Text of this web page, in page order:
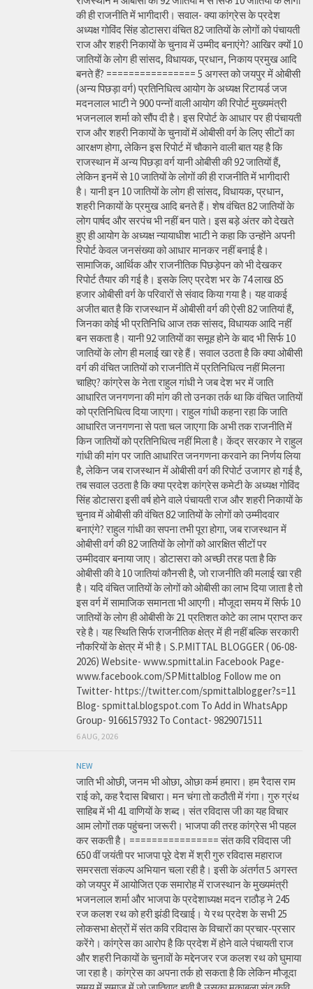
की ही राजनीति में भागीदारी। सवाल- क्या कांग्रेस के प्रदेश
अध्यक्ष गोविंद सिंह डोटासरा वंचित 82 जातियों के लोगों को पंचायती
राज और शहरी निकायों के चुनाव में उम्मीद बनाएंगे? आखिर क्यों 10
जातियों के लोग ही सांसद, विधायक, प्रधान, निकाय प्रमुख आदि
बनते हैं? ================ 5 अगस्त को जयपुर में ओबीसी
(अन्य पिछड़ा वर्ग) प्रतिनिधित्व आयोग के अध्यक्ष रिटायर्ड जज
मदनलाल भाटी ने 900 पन्नों वाली आयोग की रिपोर्ट मुख्यमंत्री
भजनलाल शर्मा को सौंप दी है। इस रिपोर्ट के आधार पर ही पंचायती
राज और शहरी निकायों के चुनावों में ओबीसी वर्ग के लिए सीटों का
आरक्षण होगा, लेकिन इस रिपोर्ट में चौकाने वाली बात यह है कि
राजस्थान में अन्य पिछड़ा वर्ग यानी ओबीसी की 92 जातियों हैं,
लेकिन इनमें से 10 जातियों के लोगों की ही राजनीति में भागीदारी
है। यानी इन 10 जातियों के लोग ही सांसद, विधायक, प्रधान,
शहरी निकायों के प्रमुख आदि बनते हैं। शेष वंचित 82 जातियों के
लोग पार्षद और सरपंच भी नहीं बन पाते। इस बड़े अंतर को देखते
हुए ही आयोग के अध्यक्ष न्यायाधीश भाटी ने कहा कि उन्होंने अपनी
रिपोर्ट केवल जनसंख्या को आधार मानकर नहीं बनाई है।
सामाजिक, आर्थिक और राजनीतिक पिछड़ेपन को भी देखकर
रिपोर्ट तैयार की गई है। इसके लिए प्रदेश भर के 74 लाख 85
हजार ओबीसी वर्ग के परिवारों से संवाद किया गया है। यह वाकई
अजीत बात है कि राजस्थान में ओबीसी वर्ग की ऐसी 82 जातियां हैं,
जिनका कोई भी प्रतिनिधि आज तक सांसद, विधायक आदि नहीं
बन सकता है। यानी 92 जातियों का समूह होने के बाद भी सिर्फ 10
जातियों के लोग ही मलाई खा रहे हैं। सवाल उठता है कि क्या ओबीसी
वर्ग की वंचित जातियों को राजनीति में प्रतिनिधित्व नहीं मिलना
चाहिए? कांग्रेस के नेता राहुल गांधी ने जब देश भर में जाति
आधारित जनगणना की मांग की तो उनका तर्क था कि वंचित जातियों
को प्रतिनिधित्व दिया जाएगा। राहुल गांधी कहना रहा कि जाति
आधारित जनगणना से पता चल जाएगा कि अभी तक राजनीति में
किन जातियों को प्रतिनिधित्व नहीं मिला है। केंद्र सरकार ने राहुल
गांधी की मांग पर जाति आधारित जनगणना करवाने का निर्णय लिया
है, लेकिन जब राजस्थान में ओबीसी वर्ग की रिपोर्ट उजागर हो गई है,
तब सवाल उठता है कि क्या प्रदेश कांग्रेस कमेटी के अध्यक्ष गोविंद
सिंह डोटासरा इसी वर्ष होने वाले पंचायती राज और शहरी निकायों के
चुनाव में ओबीसी की वंचित 82 जातियों के लोगों को उम्मीदवार
बनाएंगे? राहुल गांधी का सपना तभी पूरा होगा, जब राजस्थान में
ओबीसी वर्ग की 82 जातियों के लोगों को आरक्षित सीटों पर
उम्मीदवार बनाया जाए। डोटासरा को अच्छी तरह पता है कि
ओबीसी की वे 10 जातियां कौनसी है, जो राजनीति की मलाई खा रही
है। यदि वंचित जातियों के लोगों को ओबीसी का लाभ दिया जाता है तो
इस वर्ग में सामाजिक समानता भी आएगी। मौजूदा समय में सिर्फ 10
जातियों के लोग ही ओबीसी के 21 प्रतिशत कोटे का लाभ प्राप्त कर
रहे है। यह स्थिति सिर्फ राजनीतिक क्षेत्र में ही नहीं बल्कि सरकारी
नौकरियों के क्षेत्र में भी है। S.P.MITTAL BLOGGER ( 06-08-
2026) Website- www.spmittal.in Facebook Page-
www.facebook.com/SPMittalblog Follow me on
Twitter- https://twitter.com/spmittalblogger?s=11
Blog- spmittal.blogspot.com To Add in WhatsApp
Group- 9166157932 To Contact- 9829071511
6 AUG, 2026
NEW
जाति भी ओछी, जनम भी ओछा, ओछा कर्म हमारा। हम रैदास राम
राई को, कह रैदास बिचारा। मन चंगा तो कठौती में गंगा। गुरु ग्रंथ
साहिब में भी 41 वाणियों के शब्द। संत रविदास जी का यह विचार
आम लोगों तक पहुंचना जरूरी। भाजपा की तरह कांग्रेस भी पहल
कर सकती है। ================ संत कवि रविदास जी
650 वीं जयंती पर भाजपा पूरे देश में श्री गुरु रविदास महाराज
समरसता संकल्प अभियान चला रही है। इसी के अंतर्गत 5 अगस्त
को जयपुर में आयोजित एक समारोह में राजस्थान के मुख्यमंत्री
भजनलाल शर्मा और भाजपा के प्रदेशाध्यक्ष मदन राठौड़ ने 245
रज कलश रथ को हरी झंडी दिखाई। ये रथ प्रदेश के सभी 25
लोकसभा क्षेत्रों में संत कवि रविदास के विचारों का प्रचार-प्रसार
करेंगे। कांग्रेस का आरोप है कि प्रदेश में होने वाले पंचायती राज
और शहरी निकायों के चुनावों के मद्देनजर रज कलश रथ को घुमाया
जा रहा है। कांग्रेस का अपना तर्क हो सकता है कि लेकिन मौजूदा